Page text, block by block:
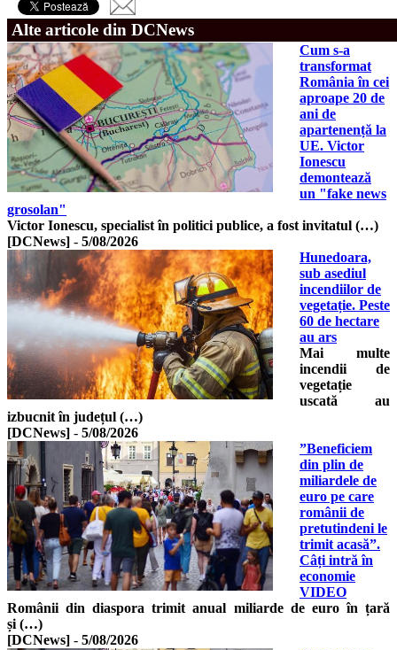
Alte articole din DCNews
Cum s-a
transformat
România în cei
aproape 20 de
ani de
apartenență la
UE. Victor
Ionescu
demontează
un "fake news
grosolan"
Victor Ionescu, specialist în politici publice, a fost invitatul (…)
[DCNews] - 5/08/2026
Hunedoara,
sub asediul
incendiilor de
vegetație. Peste
60 de hectare
au ars
Mai multe
incendii de
vegetație
uscată au
izbucnit în județul (…)
[DCNews] - 5/08/2026
”Beneficiem
din plin de
miliardele de
euro pe care
românii de
pretutindeni le
trimit acasă”.
Câți intră în
economie
VIDEO
Românii din diaspora trimit anual miliarde de euro în țară
și (…)
[DCNews] - 5/08/2026